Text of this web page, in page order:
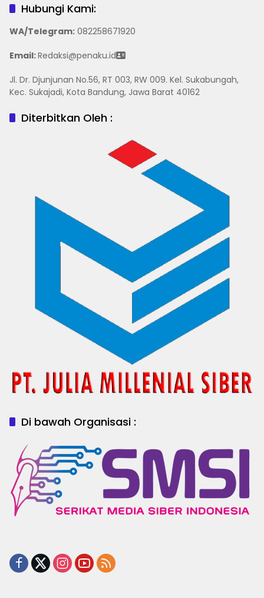
Hubungi Kami:
WA/Telegram: 082258671920
Email:Redaksi@penaku.id
Jl. Dr. Djunjunan No.56, RT 003, RW 009. Kel. Sukabungah,
Kec. Sukajadi, Kota Bandung, Jawa Barat 40162
Diterbitkan Oleh :
Di bawah Organisasi :